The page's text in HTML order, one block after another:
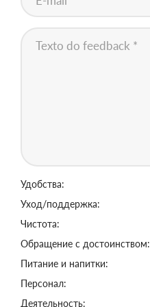
Удобства:
Уход/поддержка:
Чистота:
Обращение с достоинством:
Питание и напитки:
Персонал:
Деятельность: